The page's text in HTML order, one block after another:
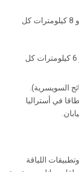
سويسرا: 9650 خطوة. هذا حوالي 4.8 ميل أو 8 كيلومترات كل
اليابان: 7،168 خطوة. هذا حوالي 3.5 ميل أو 6 كيلومترات كل
للنتائج السويسرية).
في أستراليا
اللياقة